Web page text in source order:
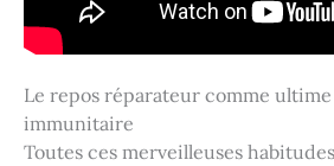
Le repos réparateur comme
immunitaire
Toutes ces merveilleuses